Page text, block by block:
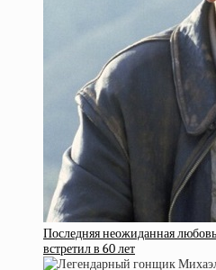
Последняя неожиданная
встретил в 60 лет